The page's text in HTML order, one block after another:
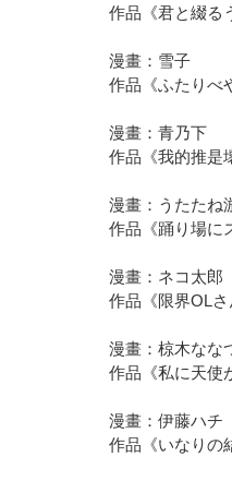
作品《君と綴る
漫畫：雪子
作品《ふたりべ
漫畫：青乃下
作品《我的推是
漫畫：うたたね
作品《踊り場に
漫畫：ネコ太郎
作品《限界OL
漫畫：椋木なな
作品《私に天使
漫畫：伊藤ハチ
作品《いなりの